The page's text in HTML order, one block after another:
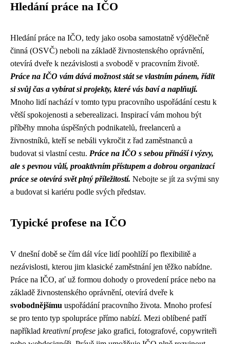
Hledání práce na IČO
Hledání práce na IČO, tedy jako osoba samostatně výdělečně
činná (OSVČ) neboli na základě živnostenského oprávnění,
otevírá dveře k nezávislosti a svobodě v pracovním životě.
Práce na IČO vám dává možnost stát se vlastním pánem, řídit
si svůj čas a vybírat si projekty, které vás baví a naplňují.
Mnoho lidí nachází v tomto typu pracovního uspořádání cestu k
větší spokojenosti a seberealizaci. Inspirací vám mohou být
příběhy mnoha úspěšných podnikatelů, freelancerů a
živnostníků, kteří se nebáli vykročit z řad zaměstnanců a
budovat si vlastní cestu. Práce na IČO s sebou přináší i výzvy,
ale s pevnou vůlí, proaktivním přístupem a dobrou organizací
práce se otevírá svět plný příležitostí. Nebojte se jít za svými sny
a budovat si kariéru podle svých představ.
Typické profese na IČO
V dnešní době se čím dál více lidí poohlíží po flexibilitě a
nezávislosti, kterou jim klasické zaměstnání jen těžko nabídne.
Práce na IČO, ať už formou dohody o provedení práce nebo na
základě živnostenského oprávnění, otevírá dveře k
svobodnějšímu uspořádání pracovního života. Mnoho profesí
se pro tento typ spolupráce přímo nabízí. Mezi oblíbené patří
například kreativní profese jako grafici, fotografové, copywriteři